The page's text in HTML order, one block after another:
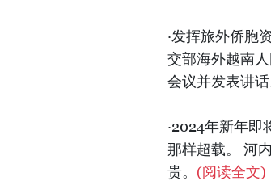
·发挥旅外侨胞
交部海外越南
会议并发表讲话
·2024年新年
那样超载。 河
贵。 (阅读全文)